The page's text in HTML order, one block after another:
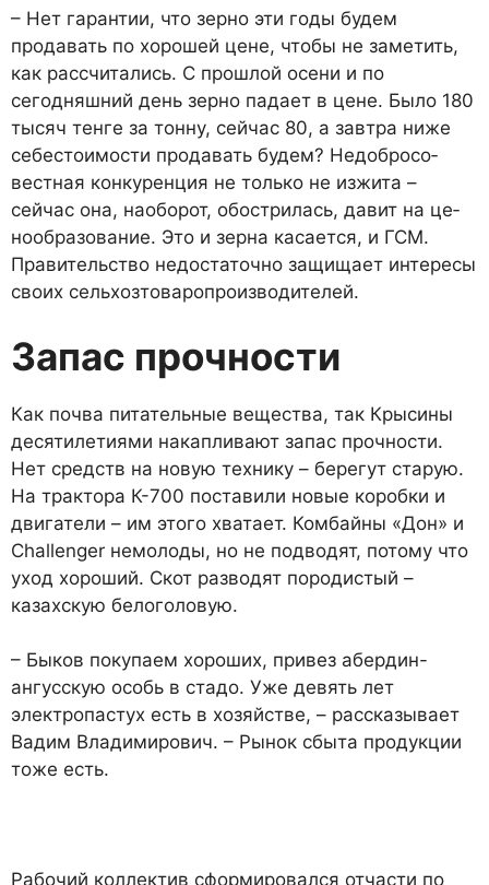
– Нет гарантии, что зерно эти годы будем
продавать по хоро­шей цене, чтобы не заметить,
как рассчитались. С прошлой осени и по
сегодняшний день зерно падает в цене. Было 180
тысяч тенге за тонну, сейчас 80, а завтра ниже
себестоимости продавать будем? Недобросо­
вестная конкуренция не только не изжита –
сейчас она, наобо­рот, обострилась, давит на це­
нообразование. Это и зерна ка­сается, и ГСМ.
Правительство недостаточно защищает инте­ресы
своих сельхозтоваропро­изводителей.
Запас прочности
Как почва питательные веще­ства, так Крысины
десятилети­ями накапливают запас проч­ности.
Нет средств на новую технику – берегут старую.
На трактора К-700 поставили но­вые коробки и
двигатели – им этого хватает. Комбайны «Дон» и
Challenger немолоды, но не подводят, потому что
уход хо­роший. Скот разводят породи­стый –
казахскую белоголовую.
– Быков покупаем хороших, привез абердин-
ангусскую особь в стадо. Уже девять лет
электропастух есть в хозяйст­ве, – рассказывает
Вадим Вла­димирович. – Рынок сбыта про­дукции
тоже есть.
Рабочий коллектив сформи­ровался отчасти по